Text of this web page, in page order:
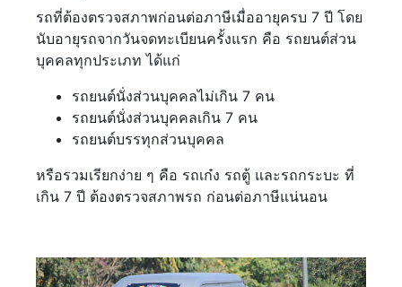
รถที่ต้องตรวจสภาพก่อนต่อภาษีเมื่ออายุครบ 7 ปี โดย
นับอายุรถจากวันจดทะเบียนครั้งแรก คือ รถยนต์ส่วน
บุคคลทุกประเภท ได้แก่
รถยนต์นั่งส่วนบุคคลไม่เกิน 7 คน
รถยนต์นั่งส่วนบุคคลเกิน 7 คน
รถยนต์บรรทุกส่วนบุคคล
หรือรวมเรียกง่าย ๆ คือ รถเก๋ง รถตู้ และรถกระบะ ที่
เกิน 7 ปี ต้องตรวจสภาพรถ ก่อนต่อภาษีแน่นอน